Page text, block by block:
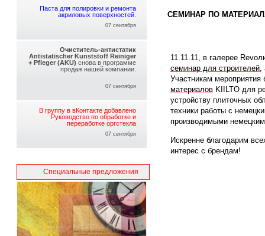
Паста для полировки и ремонта
акриловых поверхностей.
07 сентября
Очиститель-антистатик
Antistatischer Kunststoff Reiniger
+ Pfleger (AKU) снова в программе
продаж нашей компании.
07 сентября
В группу в вКонтакте добавлено
Руководство по обработке и
переработке оргстекла
07 сентября
Специальные предложения
СЕМИНАР ПО
11.11.11, в галерее
семинар для строителей,
Участникам
материалов KIILTO для
устройству плиточных
техники работы с
производимыми
Искренне благодарим
интерес с брендам!